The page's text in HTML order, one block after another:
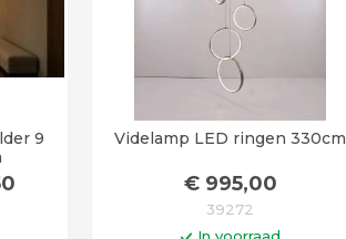
9
Videlamp LED ringen 330cm
€995,00
39272